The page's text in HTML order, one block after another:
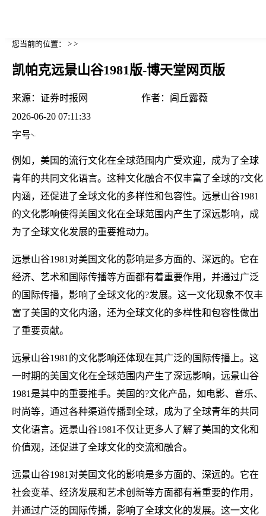
您当前的位置： > >
凯帕克远景山谷1981版-博天堂网页版
来源： 证券时报网 作者： 闾丘露薇
2026-06-20 07:11:33
字号
例如，美国的流行文化在全球范围内广受欢迎，成为了全球
青年的共同文化语言。这种文化融合不仅丰富了全球的?文化
内涵，还促进了全球文化的多样性和包容性。远景山谷1981
的文化影响使得美国文化在全球范围内产生了深远影响，成
为了全球文化发展的重要推动力。
远景山谷1981对美国文化的影响是多方面的、深远的。它在
经济、艺术和国际传播等方面都有着重要作用，并通过广泛
的国际传播，影响了全球文化的?发展。这一文化现象不仅丰
富了美国的文化内涵，还为全球文化的多样性和包容性做出
了重要贡献。
远景山谷1981的文化影响还体现在其广泛的国际传播上。这
一时期的美国文化在全球范围内产生了深远影响，远景山谷
1981是其中的重要推手。美国的?文化产品，如电影、音乐、
时尚等，通过各种渠道传播到全球，成为了全球青年的共同
文化语言。远景山谷1981不仅让更多人了解了美国的文化和
价值观，还促进了全球文化的交流和融合。
远景山谷1981对美国文化的影响是多方面的、深远的。它在
社会变革、经济发展和艺术创新等方面都有着重要的作用，
并通过广泛的国际传播，影响了全球文化的发展。这一文化